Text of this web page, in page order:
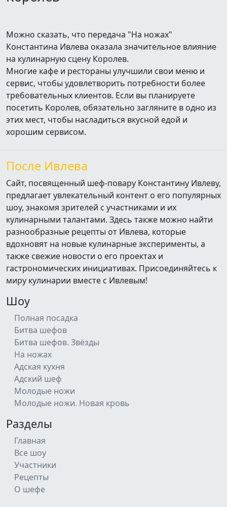
Можно сказать, что передача "На ножах"
Константина Ивлева оказала значительное влияние
на кулинарную сцену Королев.
Многие кафе и рестораны улучшили свои меню и
сервис, чтобы удовлетворить потребности более
требовательных клиентов. Если вы планируете
посетить Королев, обязательно загляните в одно из
этих мест, чтобы насладиться вкусной едой и
хорошим сервисом.
После Ивлева
Сайт, посвященный шеф-повару Константину Ивлеву,
предлагает увлекательный контент о его популярных
шоу, знакомя зрителей с участниками и их
кулинарными талантами. Здесь также можно найти
разнообразные рецепты от Ивлева, которые
вдохновят на новые кулинарные эксперименты, а
также свежие новости о его проектах и
гастрономических инициативах. Присоединяйтесь к
миру кулинарии вместе с Ивлевым!
Шоу
Полная посадка
Битва шефов
Битва шефов. Звёзды
На ножах
Адская кухня
Адский шеф
Молодые ножи
Молодые ножи. Новая кровь
Разделы
Главная
Все шоу
Участники
Рецепты
О шефе